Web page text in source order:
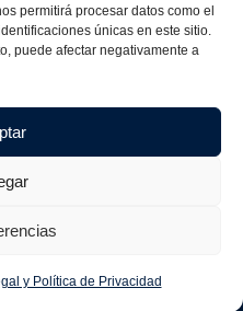
permitirá procesar datos como el
únicas en este sitio.
puede afectar negativamente a
y Política de Privacidad
Serca S.A.
e Instalación de Cuadros Eléctricos